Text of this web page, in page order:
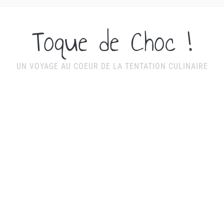
Toque de Choc !
UN VOYAGE AU COEUR DE LA TENTATION CULINAIRE